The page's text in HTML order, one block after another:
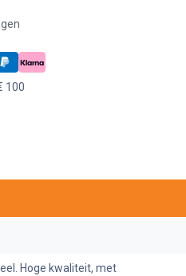
100
Hoge kwaliteit, met